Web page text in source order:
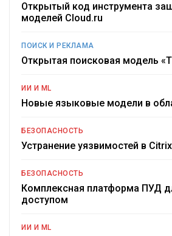
Открытый код инструмента
моделей Cloud.ru
ПОИСК И РЕКЛАМА
Открытая поисковая модель
ИИ И ML
Новые языковые модели в
БЕЗОПАСНОСТЬ
Устранение уязвимостей в
БЕЗОПАСНОСТЬ
Комплексная платформа ПУД
доступом
ИИ И ML